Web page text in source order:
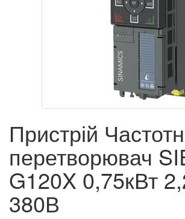
Пристрій
перетворювач
G120X 0,75кВт
380В